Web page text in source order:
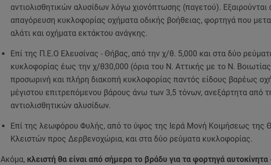
αντιολισθητικών αλυσίδων λόγω χιονόπτωσης (παγετού). Εξαιρούνται
απαγόρευση κυκλοφορίας oχήματα οδικής βοήθειας, φορτηγά που
αλάτι και οχήματα εκτάκτου ανάγκης.
Επί της Π.Ε.Ο Ελευσίνας - Θήβας, από την χ/θ. 5,000 και στα δύο
κυκλοφορίας έως την χ/θ30,000 (όρια του Ν. Αττικής με το Ν.
προσωρινή και πλήρη διακοπή κυκλοφορίας παντός είδους βαρέως
μέγιστου επιτρεπόμενου βάρους άνω των 3,5 τόνων, ανεξάρτητα από
αντιολισθητικών αλυσίδων.
Επί της λεωφόρου Φυλής, από το ύψος της Ιερά Μονή Κοιμήσεως της
Κλειστών προς Δερβενοχώρια, και στα δύο ρεύματα κυκλοφορίας.
Ακόμα, κλειστή θα είναι από σήμερα το βράδυ για τα φορτηγά αυτοκίνητα